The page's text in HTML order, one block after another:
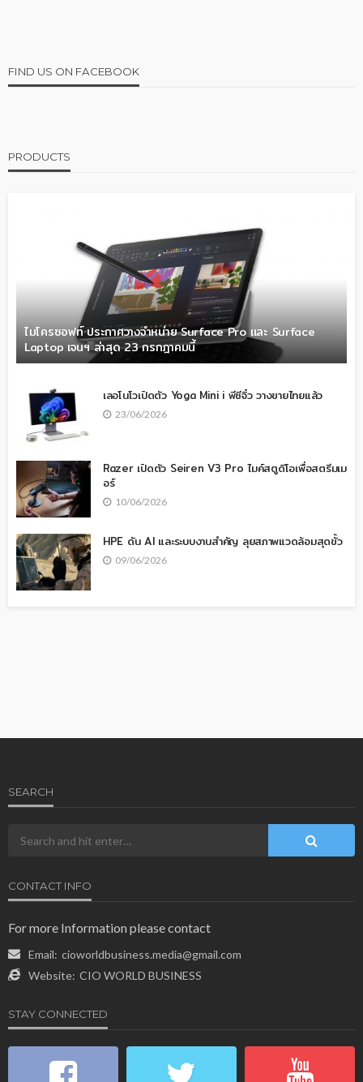
FIND US ON FACEBOOK
PRODUCTS
ไมโครซอฟท์ ประกาศวางจำหน่าย Surface Pro และ Surface
Laptop เจนฯ ล่าสุด 23 กรกฎาคมนี้
เลอโนโวเปิดตัว Yoga Mini i พีซีจิ๋ว วางขายไทยแล้ว
23/06/2026
Razer เปิดตัว Seiren V3 Pro ไมค์สตูดิโอเพื่อสตรีมเม
อร์
10/06/2026
HPE ดัน AI และระบบงานสำคัญ ลุยสภาพแวดล้อมสุดขั้ว
09/06/2026
SEARCH
CONTACT INFO
For more Information please contact
Email: cioworldbusiness.media@gmail.com
Website: CIO WORLD BUSINESS
STAY CONNECTED